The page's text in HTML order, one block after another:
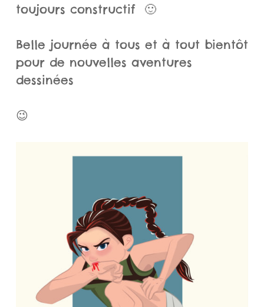
toujours constructif 🙂
Belle journée à tous et à tout bientôt
pour de nouvelles aventures
dessinées
😉